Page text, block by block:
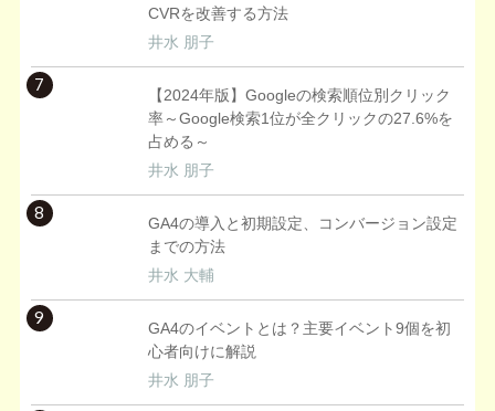
CVRを改善する方法
井水 朋子
7
【2024年版】Googleの検索順位別クリック
率～Google検索1位が全クリックの27.6%を
占める～
井水 朋子
8
GA4の導入と初期設定、コンバージョン設定
までの方法
井水 大輔
9
GA4のイベントとは？主要イベント9個を初
心者向けに解説
井水 朋子